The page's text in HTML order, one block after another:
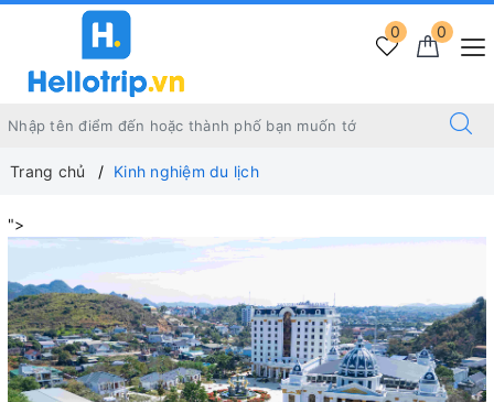
0
0
Trang chủ Kinh nghiệm du lịch
">